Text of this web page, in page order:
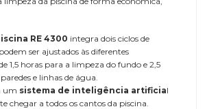
RE 4300 integra dois ciclos de
ser ajustados às diferentes
1,5 horas para a limpeza do fundo e 2,5
e linhas de água.
um sistema de inteligência artificial
chegar a todos os cantos da piscina.